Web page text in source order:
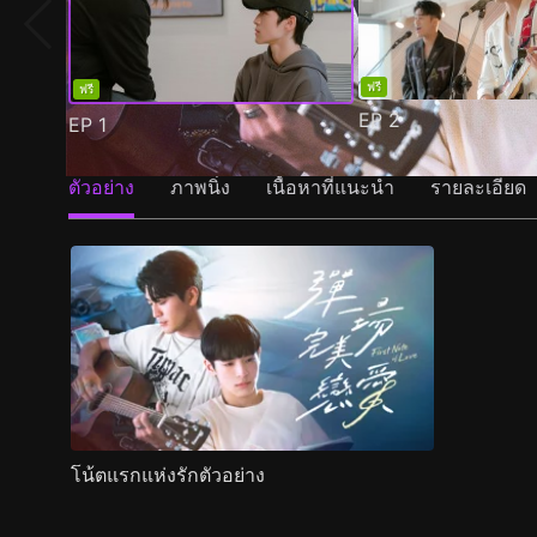
ฟรี
EP 1
ฟรี
EP2
ตัวอย่าง ภาพนิ่ง เนื้อหาที่แนะนำ รายละเอียด
โน้ตแรกแห่งรักตัวอย่าง